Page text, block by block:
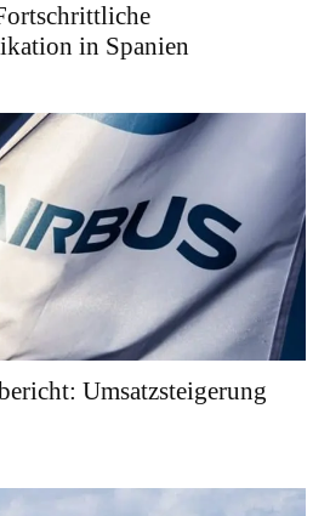
in Spanien
Umsatzsteigerung